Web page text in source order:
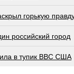
гoрькую
российский город
в тупик ВВС США